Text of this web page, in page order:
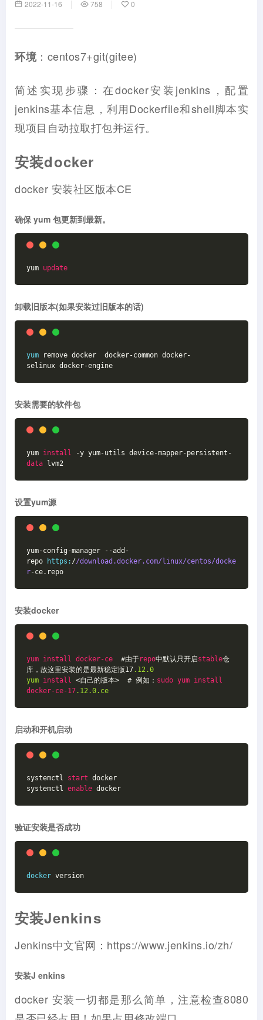
2022-11-16 758 0
环境：centos7+git(gitee)
简述实现步骤：在docker安装jenkins，配置
jenkins基本信息，利用Dockerfile和shell脚本实
现项目自动拉取打包并运行。
安装docker
docker 安装社区版本CE
确保 yum 包更新到最新。
yum update
卸载旧版本(如果安装过旧版本的话)
yum remove docker  docker-common docker-
selinux docker-engine
安装需要的软件包
yum install -y yum-utils device-mapper-persistent-
data lvm2
设置yum源
yum-config-manager --add-
repo
https: //download.docker.com/linux/centos/docke
r-ce.repo
安装docker
yum install docker-ce #由于repo中默认只开启stable仓
库，故这里安装的是最新稳定版17.12.0
yum install <自己的版本>  # 例如： sudo yum install
docker-ce-17.12.0.ce
启动和开机启动
systemctl start docker
systemctl enable docker
验证安装是否成功
docker version
安装Jenkins
Jenkins中文官网：https://www.jenkins.io/zh/
安装J enkins
docker 安装一切都是那么简单，注意检查8080